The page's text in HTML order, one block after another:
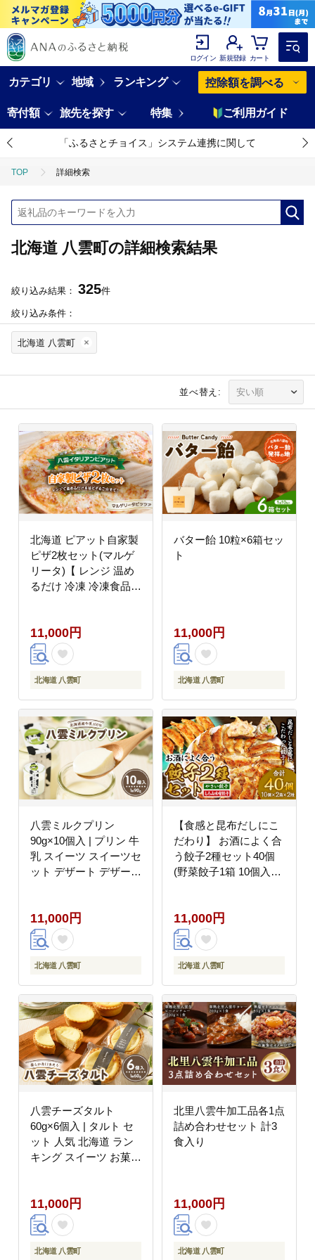
ログイン 新規登録 カート
カテゴリ 地域 ランキング 控除額を調べる
寄付額 旅先を探す 特集 ご利用ガイド
「ふるさとチョイス」システム連携に関して
TOP 詳細検索
北海道 八雲町の詳細検索結果
絞り込み結果： 325件
絞り込み条件：
北海道 八雲町
並べ替え:
北海道 ピアット自家製
ピザ2枚セット(マルゲ
リータ)【 レンジ 温め
るだけ 冷凍 冷凍食品
ンキング 冷凍食品 おう
ちごはん 八雲町 北海道
】 ※沖縄・離島への配
送不可
11,000円
北海道 八雲町
バター飴 10粒×6箱セッ
ト
11,000円
北海道 八雲町
八雲ミルクプリン
90g×10個入 | プリン 牛
乳 スイーツ スイーツセ
ット デザート デザート
八雲町 北海道
11,000円
北海道 八雲町
【食感と昆布だしにこ
だわり】 お酒によく合
う餃子2種セット40個
(野菜餃子1箱 10個入り
沖縄・離島への配送不
可
11,000円
北海道 八雲町
八雲チーズタルト
60g×6個入 | タルト セ
ット 人気 北海道 ラン
キング スイーツ お菓子
め合わせ お楽しみ おす
すめ
11,000円
北海道 八雲町
北里八雲牛加工品各1点
詰め合わせセット 計3
食入り
11,000円
北海道 八雲町